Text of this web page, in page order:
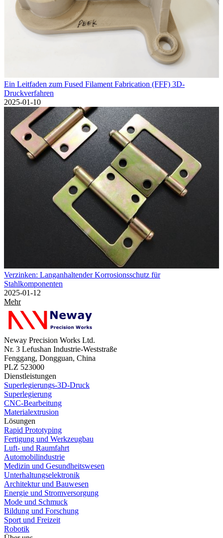
Ein Leitfaden zum Fused Filament Fabrication (FFF) 3D-
Druckverfahren
2025-01-10
Verzinken: Langanhaltender Korrosionsschutz für
Stahlkomponenten
2025-01-12
Mehr
Neway Precision Works Ltd.
Nr. 3 Lefushan Industrie-Weststraße
Fenggang, Dongguan, China
PLZ 523000
Dienstleistungen
Superlegierungs-3D-Druck
Superlegierung
CNC-Bearbeitung
Materialextrusion
Lösungen
Rapid Prototyping
Fertigung und Werkzeugbau
Luft- und Raumfahrt
Automobilindustrie
Medizin und Gesundheitswesen
Unterhaltungselektronik
Architektur und Bauwesen
Energie und Stromversorgung
Mode und Schmuck
Bildung und Forschung
Sport und Freizeit
Robotik